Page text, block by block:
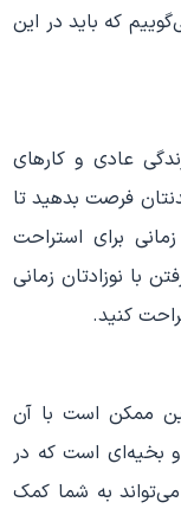
که باید در این
عادی و کارهای
فرصت بدهید تا
برای استراحت
با نوزادتان زمانی
کنید.
ممکن است با آن
بخیه‌ای است که در
به شما کمک